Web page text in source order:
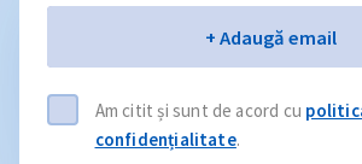
+ Adaugă email
Am citit și sunt de acord cu
confidențialitate.